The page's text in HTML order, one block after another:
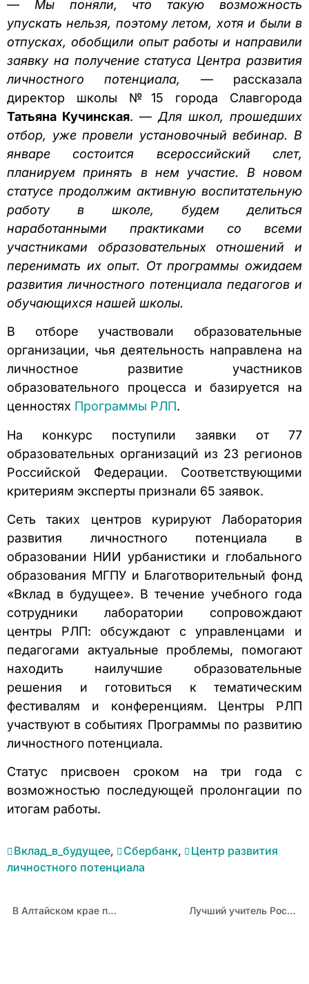
— Мы поняли, что такую возможность
упускать нельзя, поэтому летом, хотя и были в
отпусках, обобщили опыт работы и направили
заявку на получение статуса Центра развития
личностного потенциала,
— рассказала
директор школы №15 города Славгорода
Татьяна Кучинская. — Для школ, прошедших
отбор, уже провели установочный вебинар. В
январе состоится всероссийский слет,
планируем принять в нем участие. В новом
статусе продолжим активную воспитательную
работу в школе, будем делиться
наработанными практиками со всеми
участниками образовательных отношений и
перенимать их опыт. От программы ожидаем
развития личностного потенциала педагогов и
обучающихся нашей школы.
В отборе участвовали образовательные
организации, чья деятельность направлена на
личностное развитие участников
образовательного процесса и базируется на
ценностях Программы РЛП.
На конкурс поступили заявки от 77
образовательных организаций из 23 регионов
Российской Федерации. Соответствующими
критериям эксперты признали 65 заявок.
Сеть таких центров курируют Лаборатория
развития личностного потенциала в
образовании НИИ урбанистики и глобального
образования МГПУ и Благотворительный фонд
«Вклад в будущее». В течение учебного года
сотрудники лаборатории сопровождают
центры РЛП: обсуждают с управленцами и
педагогами актуальные проблемы, помогают
находить наилучшие образовательные
решения и готовиться к тематическим
фестивалям и конференциям. Центры РЛП
участвуют в событиях Программы по развитию
личностного потенциала.
Статус присвоен сроком на три года с
возможностью последующей пролонгации по
итогам работы.
Вклад_в_будущее, Сбербанк,
Центр развития
личностного потенциала
В Алтайском крае продлен прием заявок на участие в дополнительном конкурсном отборе программы «Земский учитель» Лучший учитель России: Наталья Должикова